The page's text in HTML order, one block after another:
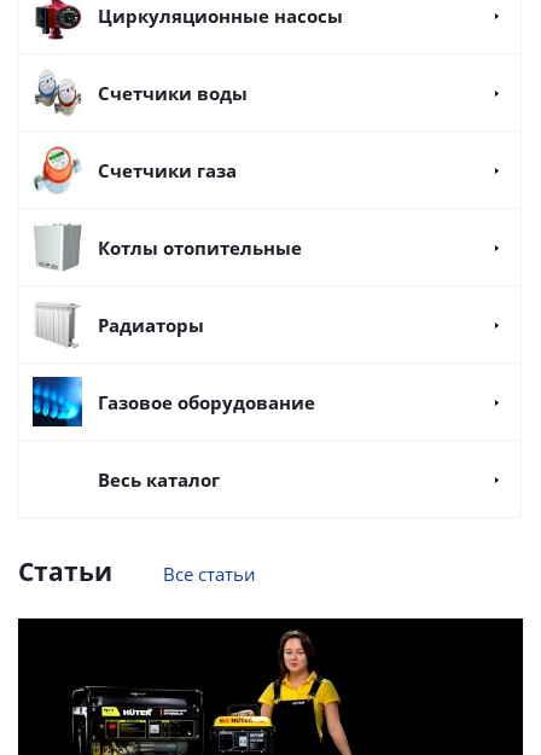
Циркуляционные насосы
Счетчики воды
Счетчики газа
Котлы отопительные
Радиаторы
Газовое оборудование
Весь каталог
Статьи Все статьи